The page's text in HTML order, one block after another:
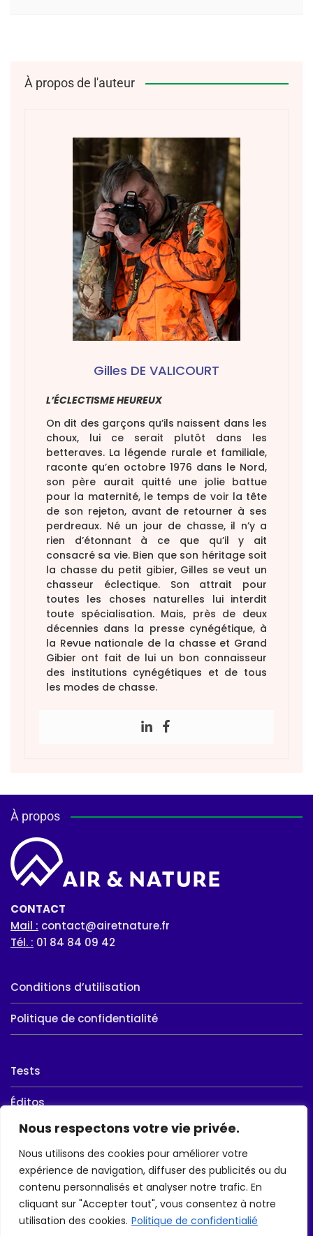
Nous respectons votre vie privée.
Nous utilisons des cookies pour améliorer votre
expérience de navigation, diffuser des publicités ou du
contenu personnalisés et analyser notre trafic. En
cliquant sur "Accepter tout", vous consentez à notre
utilisation des cookies. Politique de confidentialié
À propos de l'auteur
Gilles DE VALICOURT
L’ÉCLECTISME HEUREUX
On dit des garçons qu’ils naissent dans les
choux, lui ce serait plutôt dans les
betteraves. La légende rurale et familiale,
raconte qu’en octobre 1976 dans le Nord,
son père aurait quitté une jolie battue
pour la maternité, le temps de voir la tête
de son rejeton, avant de retourner à ses
perdreaux. Né un jour de chasse, il n’y a
rien d’étonnant à ce que qu’il y ait
consacré sa vie. Bien que son héritage soit
la chasse du petit gibier, Gilles se veut un
chasseur éclectique. Son attrait pour
toutes les choses naturelles lui interdit
toute spécialisation. Mais, près de deux
décennies dans la presse cynégétique, à
la Revue nationale de la chasse et Grand
Gibier ont fait de lui un bon connaisseur
des institutions cynégétiques et de tous
les modes de chasse.
À propos
CONTACT
Mail : contact@airetnature.fr
Tél. : 01 84 84 09 42
Conditions d’utilisation
Politique de confidentialité
Tests
Éditos
Ball-Trap
Chasse
Randonnée